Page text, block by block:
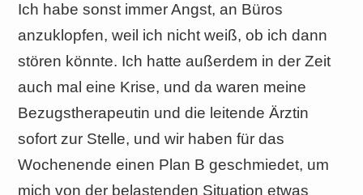
Ich habe sonst immer Angst, an Büros
anzuklopfen, weil ich nicht weiß, ob ich dann
stören könnte. Ich hatte außerdem in der Zeit
auch mal eine Krise, und da waren meine
Bezugstherapeutin und die leitende Ärztin
sofort zur Stelle, und wir haben für das
Wochenende einen Plan B geschmiedet, um
mich von der belastenden Situation etwas